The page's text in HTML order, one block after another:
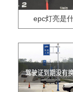
epc灯亮是